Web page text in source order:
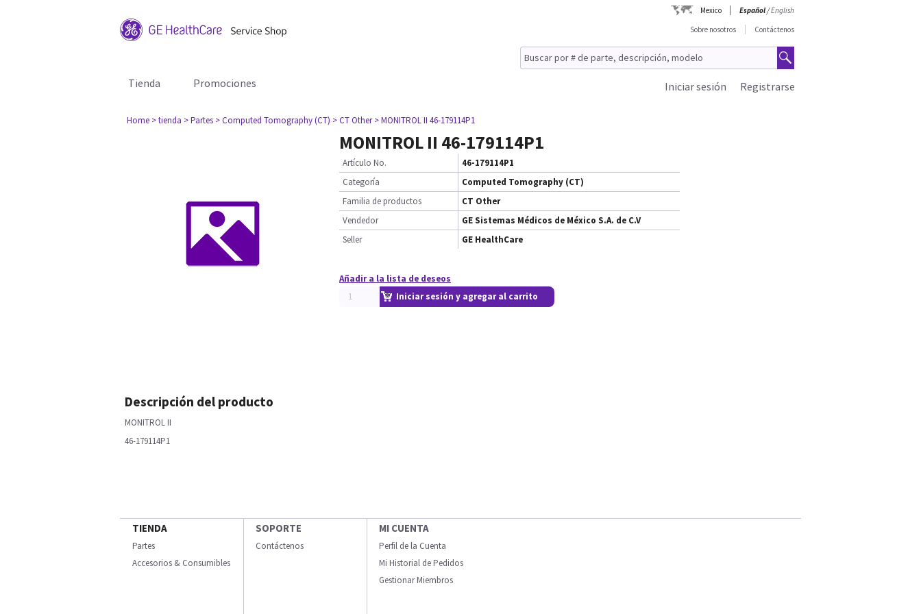
Mexico Español/English
Sobre nosotros
Contáctenos
Tienda Promociones Registrarse
Iniciar sesión
Home > tienda > Partes > Computed Tomography (CT) > CT Other > MONITROL II 46-179114P1
MONITROL II 46-179114P1
Artículo No.
46-179114P1
Categoría
Computed Tomography (CT)
Familia de productos
CT Other
Vendedor
GE Sistemas Médicos de México S.A. de C.V
Seller
GE HealthCare
Añadir a la lista de deseos
Iniciar sesión y agregar al carrito
Descripción del producto
MONITROL II
46-179114P1
TIENDA
Partes
Accesorios & Consumibles
SOPORTE
Contáctenos
MI CUENTA
Perfil de la Cuenta
Mi Historial de Pedidos
Gestionar Miembros